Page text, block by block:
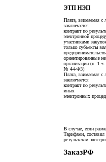
ЭТП НЭП
Плата, взимаемая с
заключается
контракт по
электронной
участниками
только субъекты
ориентированные
организации (п. 1 ч.
№ 44-ФЗ)
Плата, взимаемая с
заключается
контракт по
иных
электронных
В случае, если
Тарифами,
результатам
ЗаказРФ